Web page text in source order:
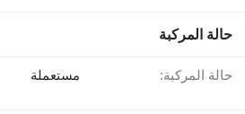
حالة المركبة
حالة المركبة: مستعملة